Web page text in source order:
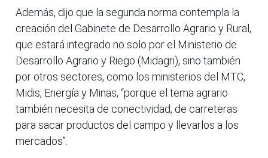
Además, dijo que la segunda norma contempla la
creación del Gabinete de Desarrollo Agrario y Rural,
que estará integrado no solo por el Ministerio de
Desarrollo Agrario y Riego (Midagri), sino también
por otros sectores, como los ministerios del MTC,
Midis, Energía y Minas, “porque el tema agrario
también necesita de conectividad, de carreteras
para sacar productos del campo y llevarlos a los
mercados”.